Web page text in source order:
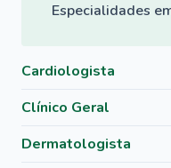
Especialidades
Cardiologista
Clínico Geral
Dermatologista